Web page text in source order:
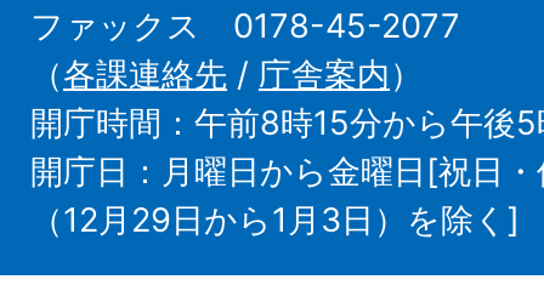
ファックス 0178-45-2077
（各課連絡先 / 庁舎案内）
開庁時間：午前8時15分から午後
開庁日：月曜日から金曜日[祝日
（12月29日から1月3日）を除く]